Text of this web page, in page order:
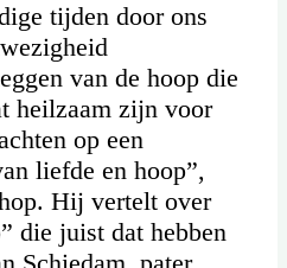
tijden door ons
van de hoop die
heilzaam zijn voor
op een
liefde en hoop”,
Hij vertelt over
die juist dat hebben